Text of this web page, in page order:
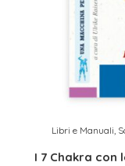
Libri e Manuali,
I 7 Chakra con